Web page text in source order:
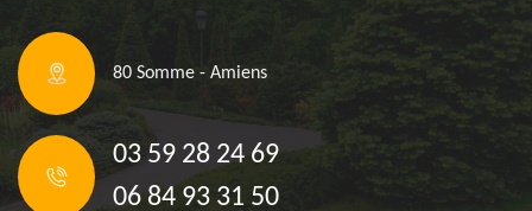
80 Somme - Amiens
03 59 28 24 69
06 84 93 31 50